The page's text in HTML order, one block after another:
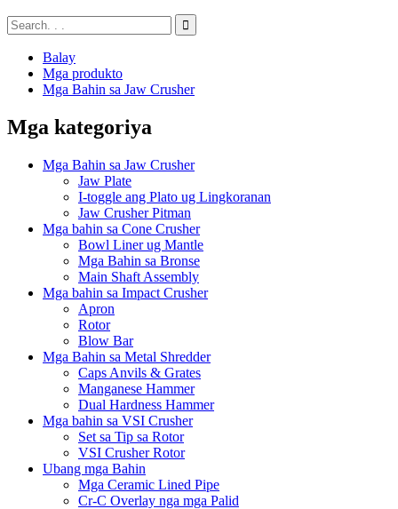
Balay
Mga produkto
Mga Bahin sa Jaw Crusher
Mga kategoriya
Mga Bahin sa Jaw Crusher
Jaw Plate
I-toggle ang Plato ug Lingkoranan
Jaw Crusher Pitman
Mga bahin sa Cone Crusher
Bowl Liner ug Mantle
Mga Bahin sa Bronse
Main Shaft Assembly
Mga bahin sa Impact Crusher
Apron
Rotor
Blow Bar
Mga Bahin sa Metal Shredder
Caps Anvils & Grates
Manganese Hammer
Dual Hardness Hammer
Mga bahin sa VSI Crusher
Set sa Tip sa Rotor
VSI Crusher Rotor
Ubang mga Bahin
Mga Ceramic Lined Pipe
Cr-C Overlay nga mga Palid